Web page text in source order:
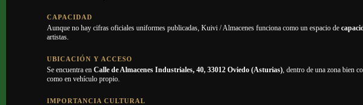
CAPACIDAD
Aunque no hay cifras oficiales uniformes publicadas, Kuivi / Almacenes funciona como un espacio de
artistas.
UBICACIÓN Y ACCESO
Se encuentra enCalle de Almacenes Industriales, 40, 33012 Oviedo (Asturias), dentro de una zona bien
como en vehículo propio.
IMPORTANCIA CULTURAL